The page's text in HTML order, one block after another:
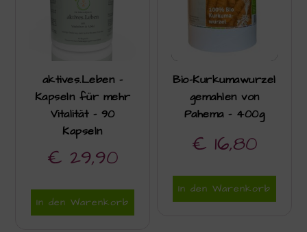
Zahlungsinformation
aktives.Leben –
Kapseln für mehr
Vitalität – 90
Kapseln
€ 29,90
In den Warenkorb
Bio-Kurkumawurzel
gemahlen von
Pahema – 400g
€ 16,80
In den Warenkorb